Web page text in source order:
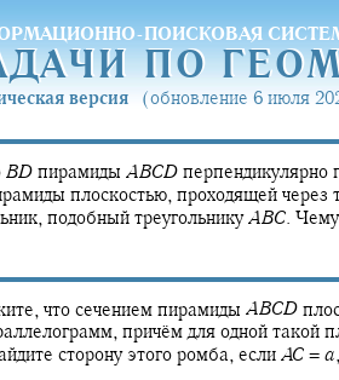
ПОИСКОВАЯ
ПО
ПО
версия (обновление 6 июля
BD пирамиды ABCD перпендикулярно
плоскостью, проходящей через
подобный треугольникуABC.
что сечением пирамиды ABCD
причём для одной такой
сторону этого ромба, если AC = a,